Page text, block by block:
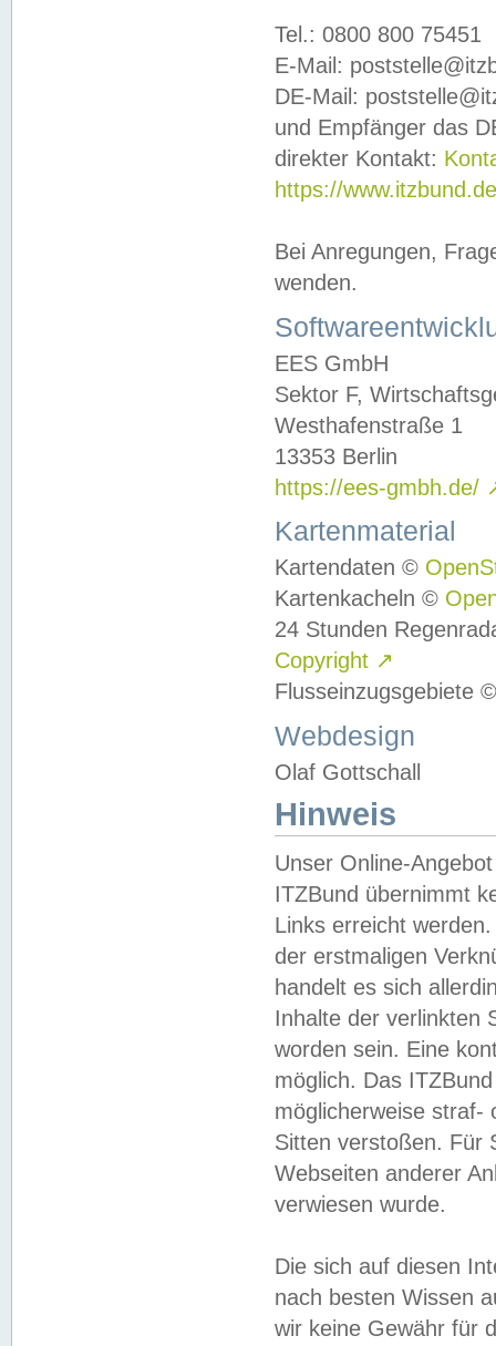
Tel.: 0800 800 75451
E-Mail:
DE-Mail:
und Empfänger das
direkter Kontakt:
https://
Bei Anregungen,
wenden.
EES GmbH
Sektor F,
Westhafenstraße 1
13353 Berlin
https://ees-gmbh.de/
Kartenmaterial
Kartendaten ©
Kartenkacheln ©
24 Stunden
Copyright ↗
Flusseinzugsgebiete
Webdesign
Olaf Gottschall
Hinweis
Unser Online-
ITZBund übernimmt
Links erreicht
der erstmaligen
handelt es sich
Inhalte der verlinkten
worden sein. Eine
möglich. Das
möglicherweise straf-
Sitten verstoßen. Für
Webseiten anderer
verwiesen wurde.
Die sich auf diesen
nach besten Wissen
wir keine Gewähr für